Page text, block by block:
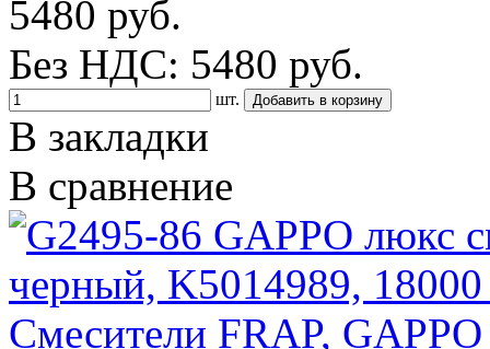
5480 руб.
Без НДС: 5480 руб.
шт.
В закладки
В сравнение